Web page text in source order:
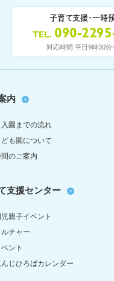
子育て支援・一時
TEL 090-
対応時間:平日9時30分
内
園までの流れ
も園について
のご案内
支援センター
親子イベント
チャー
ント
じひろばカレンダー